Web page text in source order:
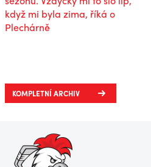
KOMPLETNÍ ARCHIV